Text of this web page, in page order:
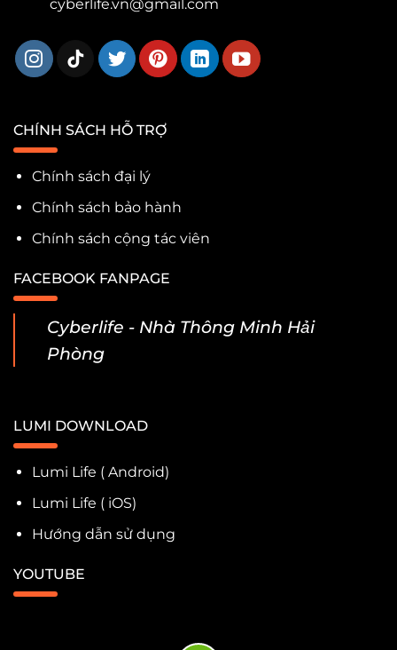
cyberlife.vn@gmail.com
CHÍNH SÁCH HỖ TRỢ
Chính sách đại lý
Chính sách bảo hành
Chính sách cộng tác viên
FACEBOOK FANPAGE
Cyberlife - Nhà Thông Minh Hải
Phòng
LUMI DOWNLOAD
Lumi Life ( Android)
Lumi Life ( iOS)
Hướng dẫn sử dụng
YOUTUBE